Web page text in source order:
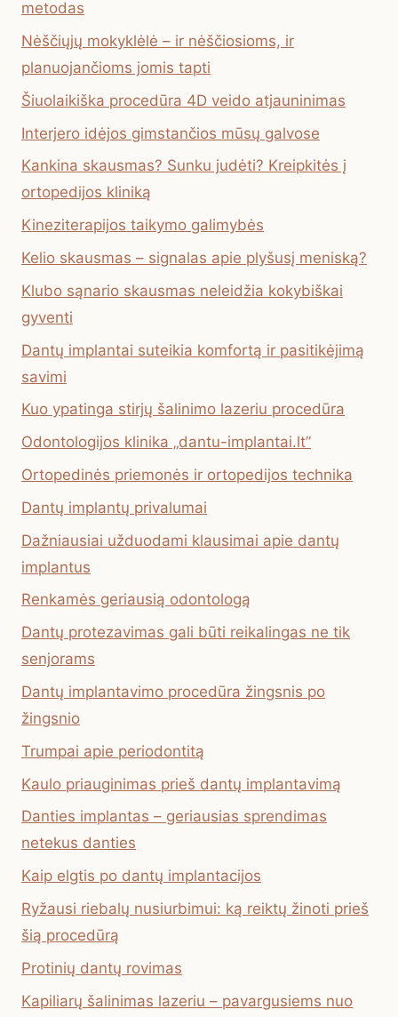
metodas
Nėščiųjų mokyklėlė – ir nėščiosioms, ir
planuojančioms jomis tapti
Šiuolaikiška procedūra 4D veido atjauninimas
Interjero idėjos gimstančios mūsų galvose
Kankina skausmas? Sunku judėti? Kreipkitės į
ortopedijos kliniką
Kineziterapijos taikymo galimybės
Kelio skausmas – signalas apie plyšusį meniską?
Klubo sąnario skausmas neleidžia kokybiškai
gyventi
Dantų implantai suteikia komfortą ir pasitikėjimą
savimi
Kuo ypatinga stirjų šalinimo lazeriu procedūra
Odontologijos klinika „dantu-implantai.lt”
Ortopedinės priemonės ir ortopedijos technika
Dantų implantų privalumai
Dažniausiai užduodami klausimai apie dantų
implantus
Renkamės geriausią odontologą
Dantų protezavimas gali būti reikalingas ne tik
senjorams
Dantų implantavimo procedūra žingsnis po
žingsnio
Trumpai apie periodontitą
Kaulo priauginimas prieš dantų implantavimą
Danties implantas – geriausias sprendimas
netekus danties
Kaip elgtis po dantų implantacijos
Ryžausi riebalų nusiurbimui: ką reiktų žinoti prieš
šią procedūrą
Protinių dantų rovimas
Kapiliarų šalinimas lazeriu – pavargusiems nuo